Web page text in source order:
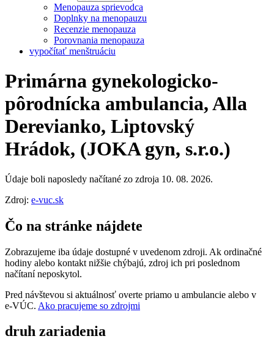
Menopauza sprievodca
Doplnky na menopauzu
Recenzie menopauza
Porovnania menopauza
vypočítať menštruáciu
Primárna gynekologicko-
pôrodnícka ambulancia, Alla
Derevianko, Liptovský
Hrádok, (JOKA gyn, s.r.o.)
Údaje boli naposledy načítané zo zdroja 10. 08. 2026.
Zdroj: e-vuc.sk
Čo na stránke nájdete
Zobrazujeme iba údaje dostupné v uvedenom zdroji. Ak ordinačné
hodiny alebo kontakt nižšie chýbajú, zdroj ich pri poslednom
načítaní neposkytol.
Pred návštevou si aktuálnosť overte priamo u ambulancie alebo v
e‑VÚC. Ako pracujeme so zdrojmi
druh zariadenia